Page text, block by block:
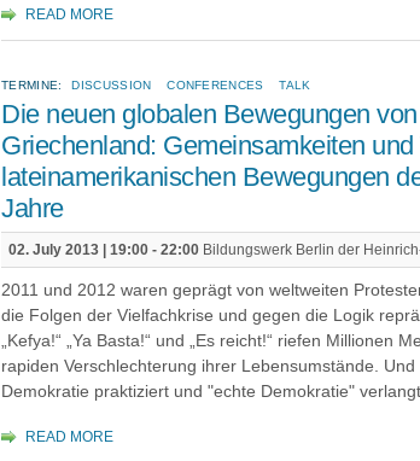
READ MORE
TERMINE: DISCUSSION CONFERENCES TALK
Die neuen globalen Bewegungen
Griechenland: Gemeinsamkeiten
lateinamerikanischen Bewegungen
Jahre
02. July 2013 | 19:00 - 22:00 Bildungswerk Berlin der
2011 und 2012 waren geprägt von weltweiten
die Folgen der Vielfachkrise und gegen die Logik
„Kefya!“ „Ya Basta!“ und „Es reicht!“ riefen Millionen
rapiden Verschlechterung ihrer Lebensumstände.
Demokratie praktiziert und "echte Demokratie"
READ MORE